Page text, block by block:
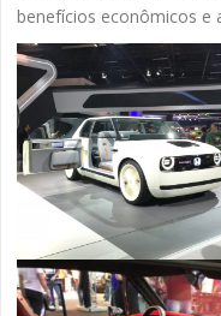
benefícios econômicos e